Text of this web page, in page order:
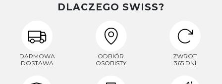
DLACZEGO SWISS?
DARMOWA
DOSTAWA
ODBIÓR
OSOBISTY
ZWROT
365 DNI